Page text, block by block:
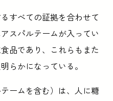
すべての証拠を合わせて
スパルテームが入ってい
品であり、これらもまた
らかになっている。
ームを含む）は、人に糖